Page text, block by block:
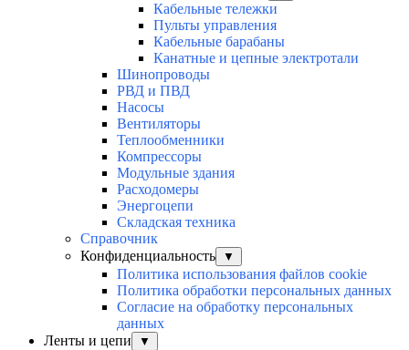
Кабельные тележки
Пульты управления
Кабельные барабаны
Канатные и цепные электротали
Шинопроводы
РВД и ПВД
Насосы
Вентиляторы
Теплообменники
Компрессоры
Модульные здания
Расходомеры
Энергоцепи
Складская техника
Справочник
Конфиденциальность
▼
Политика использования файлов cookie
Политика обработки персональных данных
Согласие на обработку персональных
данных
Ленты и цепи
▼